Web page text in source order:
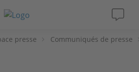
presse Communiqués de presse